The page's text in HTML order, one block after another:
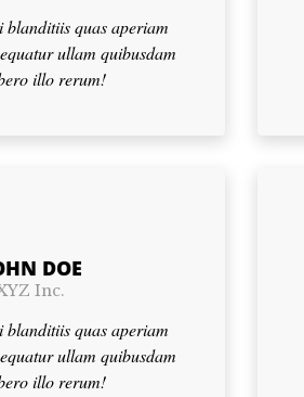
blanditiis quas aperiam
ullam quibusdam
illo rerum!
DOE
Inc.
blanditiis quas aperiam
ullam quibusdam
illo rerum!